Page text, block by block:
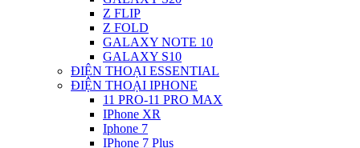
Z FLIP
Z FOLD
GALAXY NOTE 10
GALAXY S10
ĐIỆN THOẠI ESSENTIAL
ĐIỆN THOẠI IPHONE
11 PRO-11 PRO MAX
IPhone XR
Iphone 7
IPhone 7 Plus